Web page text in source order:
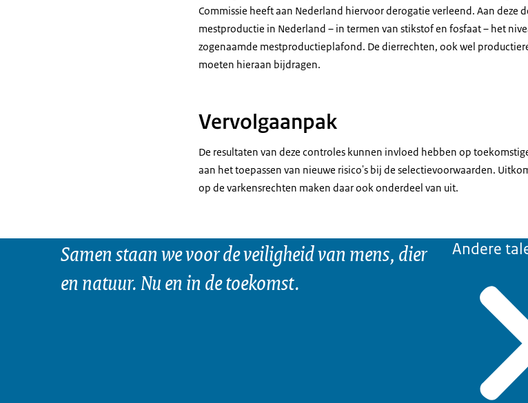
Commissie heeft aan Nederland hiervoor derogatie verleend. Aan deze
mestproductie in Nederland – in termen van stikstof en fosfaat – het
zogenaamde mestproductieplafond. De dierrechten, ook wel
moeten hieraan bijdragen.
Vervolgaanpak
De resultaten van deze controles kunnen invloed hebben op
aan het toepassen van nieuwe risico's bij de selectievoorwaarden.
op de varkensrechten maken daar ook onderdeel van uit.
Samen staan we voor de veiligheid van mens, dier
en natuur. Nu en in de toekomst.
Andere